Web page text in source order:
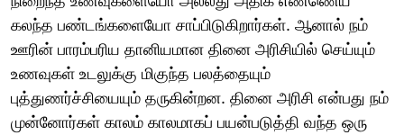
கலந்த பண்டங்களையோ சாப்பிடுகிறார்கள். ஆனால் நம்
ஊரின் பாரம்பரிய தானியமான தினை அரிசியில் செய்யும்
உணவுகள் உடலுக்கு மிகுந்த பலத்தையும்
புத்துணர்ச்சியையும் தருகின்றன. தினை அரிசி என்பது நம்
முன்னோர்கள் காலம் காலமாகப் பயன்படுத்தி வந்த ஒரு